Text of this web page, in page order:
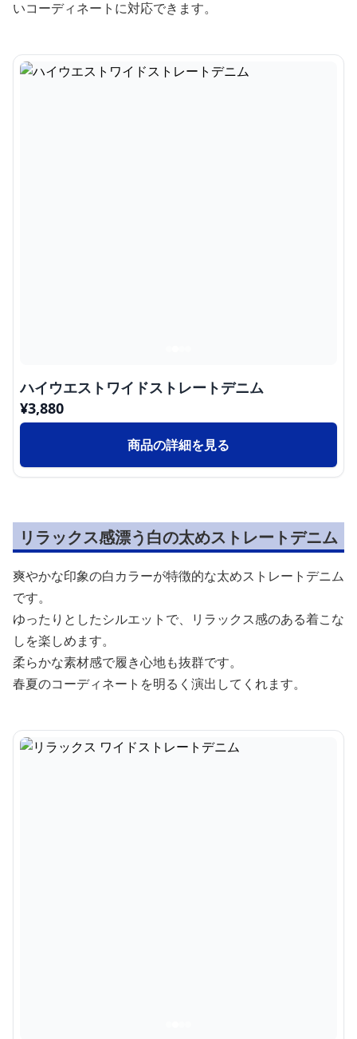
いコーディネートに対応できます。
ハイウエストワイドストレートデニム
¥3,880
商品の詳細を見る
リラックス感漂う白の太めストレートデニム
爽やかな印象の白カラーが特徴的な太めストレートデニム
です。
ゆったりとしたシルエットで、リラックス感のある着こな
しを楽しめます。
柔らかな素材感で履き心地も抜群です。
春夏のコーディネートを明るく演出してくれます。